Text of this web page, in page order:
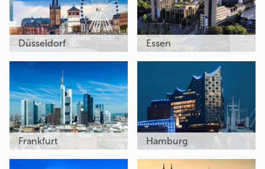
Düsseldorf Essen
Frankfurt Hamburg